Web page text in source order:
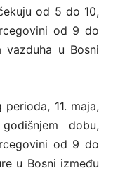
od 5 do 10,
od 9 do
vazduha u Bosni
11. maja,
dobu,
od 9 do
u Bosni između